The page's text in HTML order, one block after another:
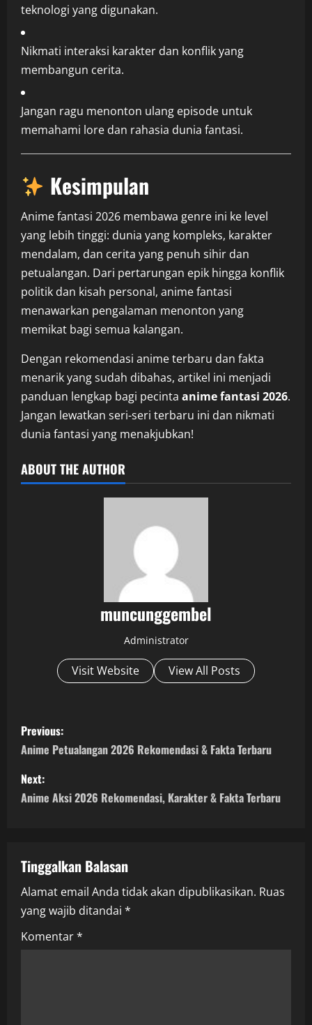
teknologi yang digunakan.
Nikmati interaksi karakter dan konflik yang
membangun cerita.
Jangan ragu menonton ulang episode untuk
memahami lore dan rahasia dunia fantasi.
Kesimpulan
Anime fantasi 2026 membawa genre ini ke level
yang lebih tinggi: dunia yang kompleks, karakter
mendalam, dan cerita yang penuh sihir dan
petualangan. Dari pertarungan epik hingga konflik
politik dan kisah personal, anime fantasi
menawarkan pengalaman menonton yang
memikat bagi semua kalangan.
Dengan rekomendasi anime terbaru dan fakta
menarik yang sudah dibahas, artikel ini menjadi
panduan lengkap bagi pecinta anime fantasi 2026.
Jangan lewatkan seri-seri terbaru ini dan nikmati
dunia fantasi yang menakjubkan!
ABOUT THE AUTHOR
muncunggembel
Administrator
Visit Website View All Posts
P
o
s
t
a
v
i
Previous:
Anime Petualangan 2026 Rekomendasi & Fakta Terbaru
Next:
Anime Aksi 2026 Rekomendasi, Karakter & Fakta Terbaru
Tinggalkan Balasan
Alamat email Anda tidak akan dipublikasikan. Ruas
yang wajib ditandai *
Komentar*